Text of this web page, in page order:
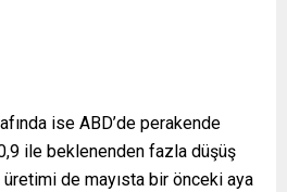
ise ABD’de perakende
ile beklenenden fazla düşüş
de mayısta bir önceki aya